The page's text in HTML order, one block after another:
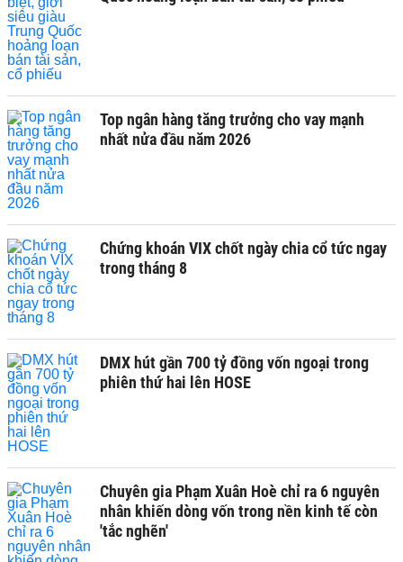
Top ngân hàng tăng trưởng cho vay mạnh
nhất nửa đầu năm 2026
Chứng khoán VIX chốt ngày chia cổ tức ngay
trong tháng 8
DMX hút gần 700 tỷ đồng vốn ngoại trong
phiên thứ hai lên HOSE
Chuyên gia Phạm Xuân Hoè chỉ ra 6 nguyên
nhân khiến dòng vốn trong nền kinh tế còn
'tắc nghẽn'